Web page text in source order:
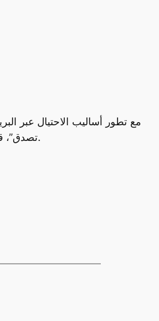
مع تطور أساليب الاحتيال عبر
تصدق”، قد يكون بالفعل عملية احتيال. احرص دائمًا على التأكد من صحة المعلومات، وكن حذرًا عند التعامل مع الرسائل غير الموثوقة.